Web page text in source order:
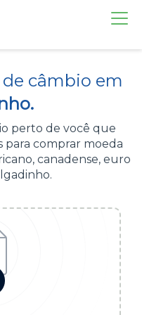
câmbio em
perto de você que
para comprar moeda
canadense, euro